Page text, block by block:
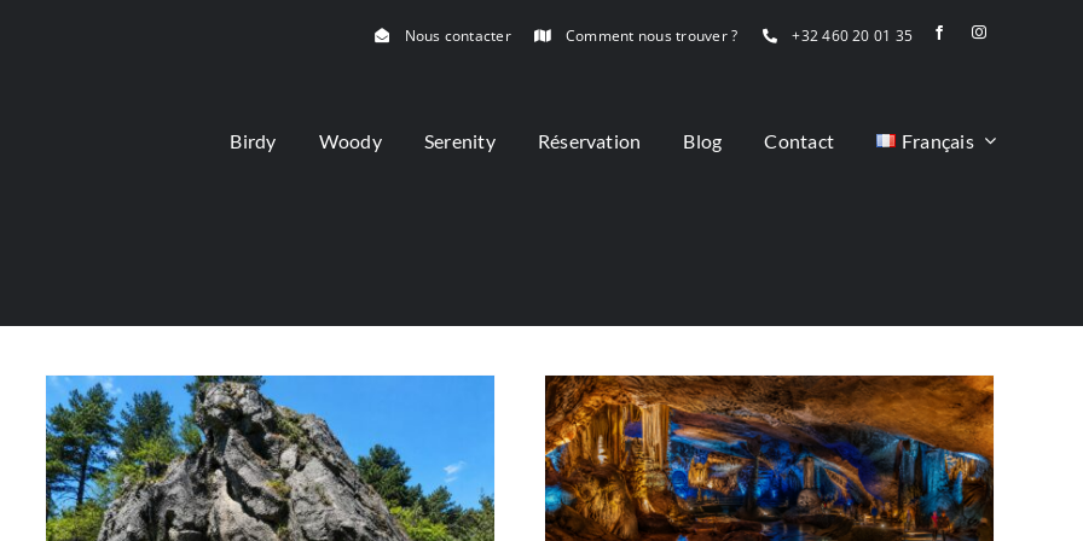
Nous contacter Comment nous trouver ? +32 460 20 01 35
Birdy Woody Serenity Réservation Blog Contact Français